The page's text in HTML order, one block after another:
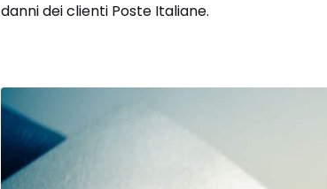
danni dei clienti Poste Italiane.